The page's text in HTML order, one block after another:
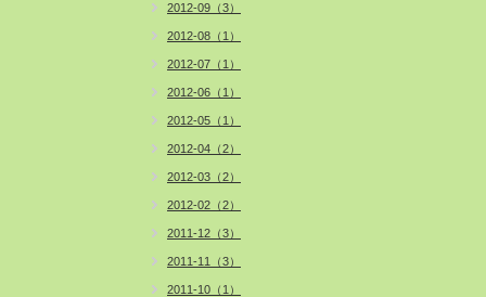
2012-09（3）
2012-08（1）
2012-07（1）
2012-06（1）
2012-05（1）
2012-04（2）
2012-03（2）
2012-02（2）
2011-12（3）
2011-11（3）
2011-10（1）